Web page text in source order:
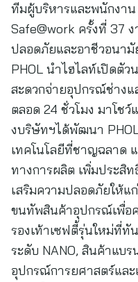
ทีมผู้บริหารและพนักงาน
Safe@work ครั้งที่ 37
ปลอดภัยและอาชีวอนา
PHOL นำไฮไลท์เปิดตัว
สะดวกจ่ายอุปกรณ์ช่าง
ตลอด 24 ชั่วโมง มาโช
งบริษัทฯได้พัฒนา
เทคโนโลยีที่ชาญฉลาด
ทางการผลิต เพิ่มประสิ
เสริมความปลอดภัยให้แ
ขนทัพสินค้าอุปกรณ์เพื่อ
รองเท้าเซฟตี้รุ่นใหม่ที่ทั
ระดับ NANO, สินค้าแบ
อุปกรณ์การยศาสตร์และ